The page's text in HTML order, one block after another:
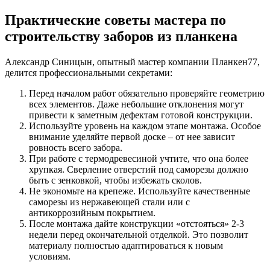
Практические советы мастера по
строительству заборов из планкена
Александр Синицын, опытный мастер компании Планкен77,
делится профессиональными секретами:
Перед началом работ обязательно проверяйте геометрию
всех элементов. Даже небольшие отклонения могут
привести к заметным дефектам готовой конструкции.
Используйте уровень на каждом этапе монтажа. Особое
внимание уделяйте первой доске – от нее зависит
ровность всего забора.
При работе с термодревесиной учтите, что она более
хрупкая. Сверление отверстий под саморезы должно
быть с зенковкой, чтобы избежать сколов.
Не экономьте на крепеже. Используйте качественные
саморезы из нержавеющей стали или с
антикоррозийным покрытием.
После монтажа дайте конструкции «отстояться» 2-3
недели перед окончательной отделкой. Это позволит
материалу полностью адаптироваться к новым
условиям.